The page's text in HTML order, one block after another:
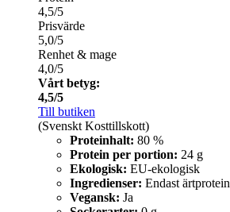
4,5/5
Prisvärde
5,0/5
Renhet & mage
4,0/5
Vårt betyg:
4,5/5
Till butiken
(Svenskt Kosttillskott)
Proteinhalt: 80 %
Protein per portion: 24 g
Ekologisk: EU-ekologisk
Ingredienser: Endast ärtprotein
Vegansk: Ja